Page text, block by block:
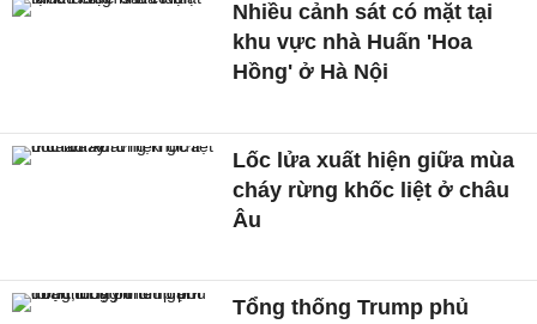
Nhiều cảnh sát có mặt tại
khu vực nhà Huấn 'Hoa
Hồng' ở Hà Nội
Lốc lửa xuất hiện giữa mùa
cháy rừng khốc liệt ở châu
Âu
Tổng thống Trump phủ